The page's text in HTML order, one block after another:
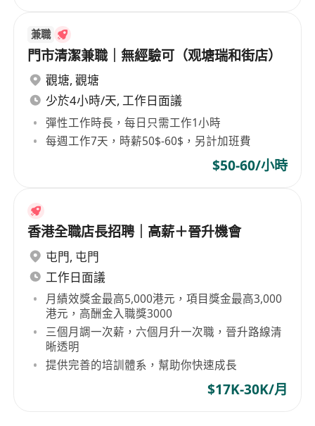
兼職
門市清潔兼職｜無經驗可（观塘瑞和街店）
觀塘, 觀塘
少於4小時/天, 工作日面議
彈性工作時長，每日只需工作1小時
每週工作7天，時薪50$-60$，另計加班費
$50-60/小時
香港全職店長招聘｜高薪＋晉升機會
屯門, 屯門
工作日面議
月績效獎金最高5,000港元，項目獎金最高3,000
港元，高酬金入職獎3000
三個月調一次薪，六個月升一次職，晉升路線清
晰透明
提供完善的培訓體系，幫助你快速成長
$17K-30K/月